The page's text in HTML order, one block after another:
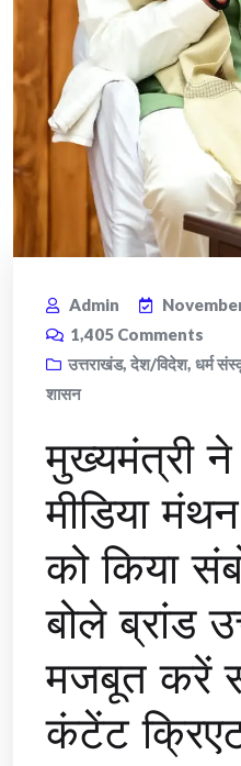
Admin
1,405 Comments
उत्तराखंड, देश/विदेश, धर्म
शासन
मुख्यमंत्री
मीडिया
को किया
बोले ब्रांड
मजबूत करें
कंटेंट